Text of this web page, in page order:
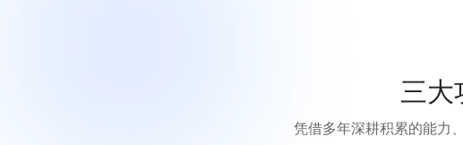
三大
凭借多年深耕积累的能力